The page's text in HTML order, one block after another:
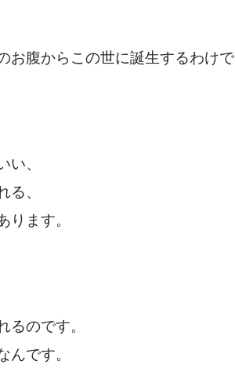
お腹からこの世に誕生するわけで
い、
る、
ります。
るのです。
んです。